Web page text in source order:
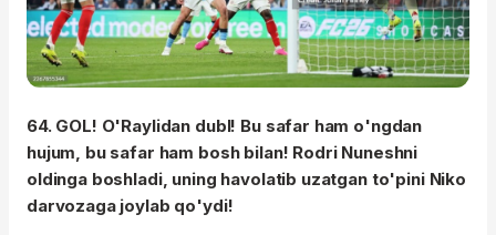
64. GOL! O'Raylidan dubl! Bu safar ham o'ngdan
hujum, bu safar ham bosh bilan! Rodri Nuneshni
oldinga boshladi, uning havolatib uzatgan to'pini Niko
darvozaga joylab qo'ydi!